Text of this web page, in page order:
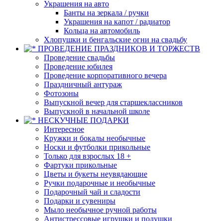
Украшения на авто
Банты на зеркала / ручки
Украшения на капот / радиатор
Кольца на автомобиль
Хлопушки и бенгальские огни на свадьбу
ПРОВЕДЕНИЕ ПРАЗДНИКОВ И ТОРЖЕСТВ
Проведение свадьбы
Проведение юбилея
Проведение корпоративного вечера
Праздничный антураж
Фотозоны
Выпускной вечер для старшеклассников
Выпускной в начальной школе
НЕСКУЧНЫЕ ПОДАРКИ
Интересное
Кружки и бокалы необычные
Носки и футболки прикольные
Только для взрослых 18 +
Фартуки прикольные
Цветы и букеты неувядающие
Ручки подарочные и необычные
Подарочный чай и сладости
Подарки и сувениры
Мыло необычное ручной работы
Антистрессовые игрушки и подушки